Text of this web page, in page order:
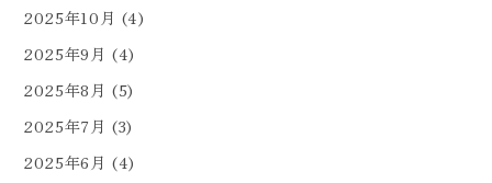
2025年10月 (4)
2025年9月 (4)
2025年8月 (5)
2025年7月 (3)
2025年6月 (4)